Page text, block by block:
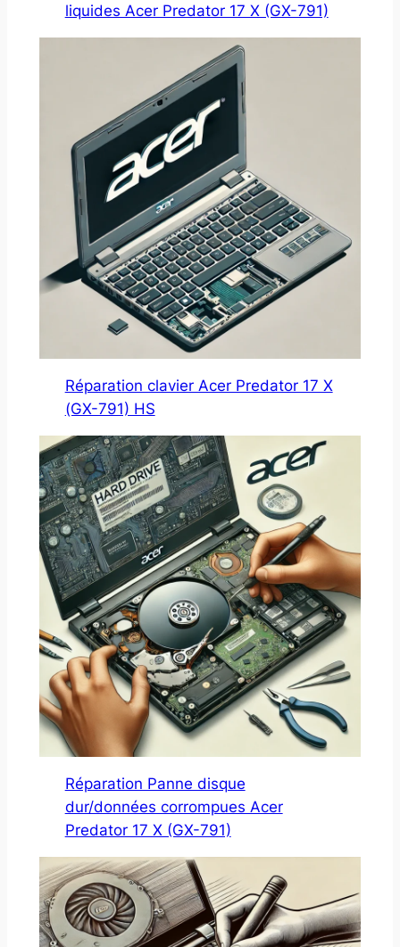
liquides Acer Predator 17 X (GX-791)
Réparation clavier Acer Predator 17 X
(GX-791) HS
Réparation Panne disque
dur/données corrompues Acer
Predator 17 X (GX-791)